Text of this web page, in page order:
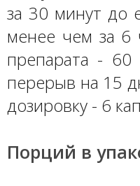
за 30 минут до
менее чем за 6
препарата - 60
перерыв на 15
дозировку - 6
Порций в